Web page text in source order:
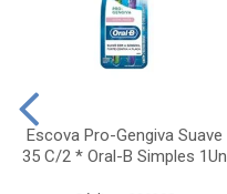
Escova Pro-Gengiva Suave
35 C/2 * Oral-B Simples 1Un